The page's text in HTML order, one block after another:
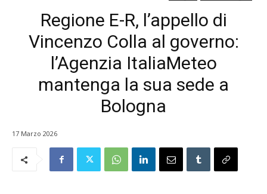
Regione E-R, l’appello di
Vincenzo Colla al governo:
l’Agenzia ItaliaMeteo
mantenga la sua sede a
Bologna
17 Marzo 2026